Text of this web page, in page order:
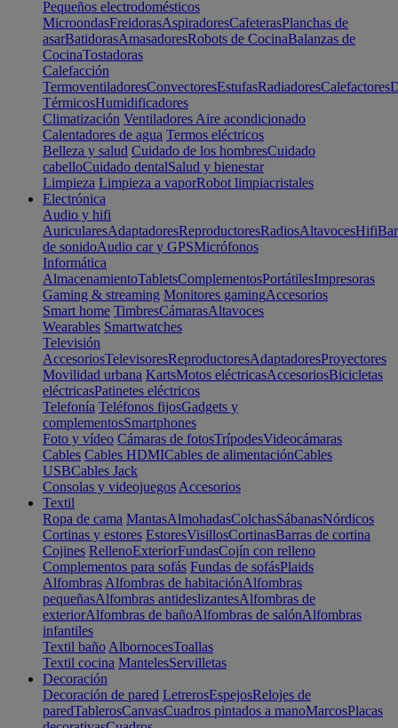
Pequeños electrodomésticos
MicroondasFreidorasAspiradoresCafeterasPlanchas de
asarBatidorasAmasadoresRobots de CocinaBalanzas de
CocinaTostadoras
Calefacción
TermoventiladoresConvectoresEstufasRadiadoresCalefactores
TérmicosHumidificadores
Climatización Ventiladores Aire acondicionado
Calentadores de agua Termos eléctricos
Belleza y salud Cuidado de los hombresCuidado
cabelloCuidado dentalSalud y bienestar
Limpieza Limpieza a vaporRobot limpiacristales
Electrónica
Audio y hifi
AuricularesAdaptadoresReproductoresRadiosAltavocesHifi
de sonidoAudio car y GPSMicrófonos
Informática
AlmacenamientoTabletsComplementosPortátilesImpresoras
Gaming & streaming Monitores gamingAccesorios
Smart home TimbresCámarasAltavoces
Wearables Smartwatches
Televisión
AccesoriosTelevisoresReproductoresAdaptadoresProyectores
Movilidad urbana KartsMotos eléctricasAccesoriosBicicletas
eléctricasPatinetes eléctricos
Telefonía Teléfonos fijosGadgets y
complementosSmartphones
Foto y vídeo Cámaras de fotosTrípodesVideocámaras
Cables Cables HDMICables de alimentaciónCables
USBCables Jack
Consolas y videojuegos Accesorios
Textil
Ropa de cama MantasAlmohadasColchasSábanasNórdicos
Cortinas y estores EstoresVisillosCortinasBarras de cortina
Cojines RellenoExteriorFundasCojín con relleno
Complementos para sofás Fundas de sofásPlaids
Alfombras Alfombras de habitaciónAlfombras
pequeñasAlfombras antideslizantesAlfombras de
exteriorAlfombras de bañoAlfombras de salónAlfombras
infantiles
Textil baño AlbornocesToallas
Textil cocina MantelesServilletas
Decoración
Decoración de pared LetrerosEspejosRelojes de
paredTablerosCanvasCuadros pintados a manoMarcosPlacas